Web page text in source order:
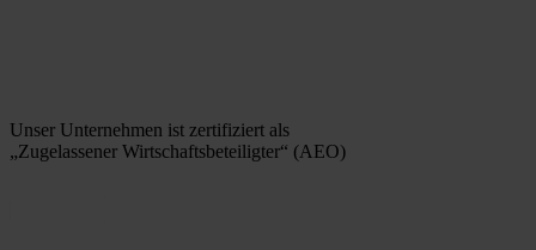
Unser Unternehmen ist zertifiziert als
„Zugelassener Wirtschaftsbeteiligter“ (AEO)